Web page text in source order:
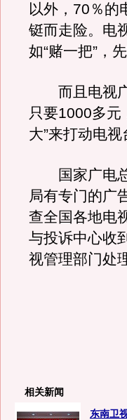
以外，70％的
铤而走险。电
如“赌一把”，
而且电视广
只要1000多元
大”来打动电视
国家广电总
局有专门的广
查全国各地电
与投诉中心收
视管理部门处
相关新闻
东南卫